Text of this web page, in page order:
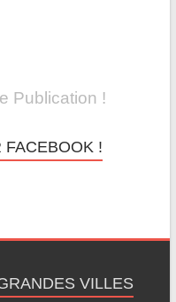
Publication !
FACEBOOK !
VILLES